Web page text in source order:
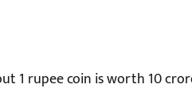
1 rupee coin is worth 10